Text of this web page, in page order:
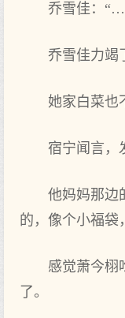
乔雪佳：
乔雪佳力竭
她家白菜也
宿宁闻言，
他妈妈那边
的，像个‌小福袋
感觉萧今栩
了。